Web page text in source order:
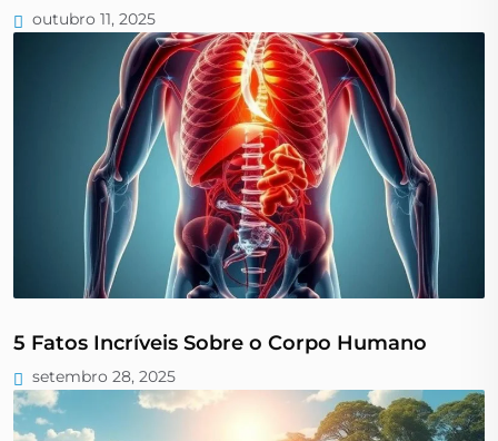
outubro 11, 2025
5 Fatos Incríveis Sobre o Corpo Humano
setembro 28, 2025